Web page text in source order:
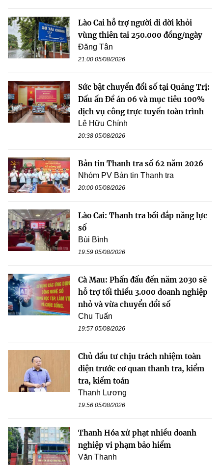
Lào Cai hỗ trợ người di dời khỏi
vùng thiên tai 250.000 đồng/ngày
Đăng Tân
21:00 05/08/2026
Sức bật chuyển đổi số tại Quảng Trị:
Dấu ấn Đề án 06 và mục tiêu 100%
dịch vụ công trực tuyến toàn trình
Lê Hữu Chính
20:38 05/08/2026
Bản tin Thanh tra số 62 năm 2026
Nhóm PV Bản tin Thanh tra
20:00 05/08/2026
Lào Cai: Thanh tra bồi đắp năng lực
số
Bùi Bình
19:59 05/08/2026
Cà Mau: Phấn đấu đến năm 2030 sẽ
hỗ trợ tối thiểu 3.000 doanh nghiệp
nhỏ và vừa chuyển đổi số
Chu Tuấn
19:57 05/08/2026
Chủ đầu tư chịu trách nhiệm toàn
diện trước cơ quan thanh tra, kiểm
tra, kiểm toán
Thanh Lương
19:56 05/08/2026
Thanh Hóa xử phạt nhiều doanh
nghiệp vi phạm bảo hiểm
Văn Thanh